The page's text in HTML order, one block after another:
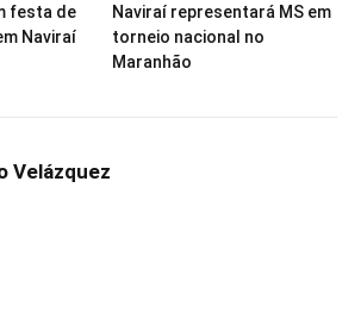
festa de
Naviraí
Naviraí representará MS em
torneio nacional no
Maranhão
Velázquez